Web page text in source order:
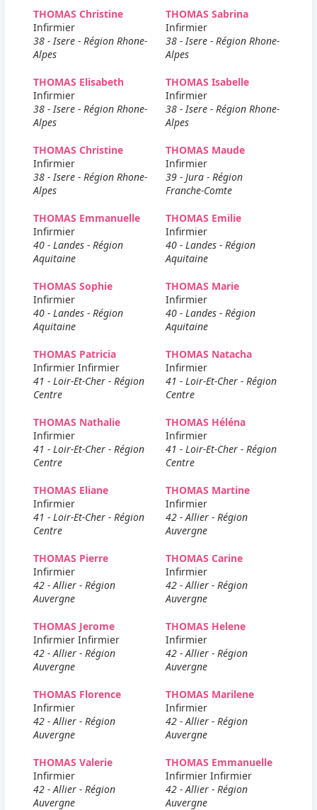
THOMAS Christine
Infirmier
38 - Isere - Région Rhone-
Alpes
THOMAS Sabrina
Infirmier
38 - Isere - Région Rhone-
Alpes
THOMAS Elisabeth
Infirmier
38 - Isere - Région Rhone-
Alpes
THOMAS Isabelle
Infirmier
38 - Isere - Région Rhone-
Alpes
THOMAS Christine
Infirmier
38 - Isere - Région Rhone-
Alpes
THOMAS Maude
Infirmier
39 - Jura - Région
Franche-Comte
THOMAS Emmanuelle
Infirmier
40 - Landes - Région
Aquitaine
THOMAS Emilie
Infirmier
40 - Landes - Région
Aquitaine
THOMAS Sophie
Infirmier
40 - Landes - Région
Aquitaine
THOMAS Marie
Infirmier
40 - Landes - Région
Aquitaine
THOMAS Patricia
Infirmier Infirmier
41 - Loir-Et-Cher - Région
Centre
THOMAS Natacha
Infirmier
41 - Loir-Et-Cher - Région
Centre
THOMAS Nathalie
Infirmier
41 - Loir-Et-Cher - Région
Centre
THOMAS Héléna
Infirmier
41 - Loir-Et-Cher - Région
Centre
THOMAS Eliane
Infirmier
41 - Loir-Et-Cher - Région
Centre
THOMAS Martine
Infirmier
42 - Allier - Région
Auvergne
THOMAS Pierre
Infirmier
42 - Allier - Région
Auvergne
THOMAS Carine
Infirmier
42 - Allier - Région
Auvergne
THOMAS Jerome
Infirmier Infirmier
42 - Allier - Région
Auvergne
THOMAS Helene
Infirmier
42 - Allier - Région
Auvergne
THOMAS Florence
Infirmier
42 - Allier - Région
Auvergne
THOMAS Marilene
Infirmier
42 - Allier - Région
Auvergne
THOMAS Valerie
Infirmier
42 - Allier - Région
Auvergne
THOMAS Emmanuelle
Infirmier Infirmier
42 - Allier - Région
Auvergne